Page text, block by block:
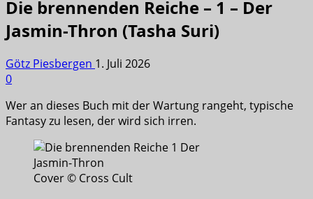
Die brennenden Reiche – 1 – Der
Jasmin-Thron (Tasha Suri)
Götz Piesbergen 1. Juli 2026
0
Wer an dieses Buch mit der Wartung rangeht, typische
Fantasy zu lesen, der wird sich irren.
Cover © Cross Cult